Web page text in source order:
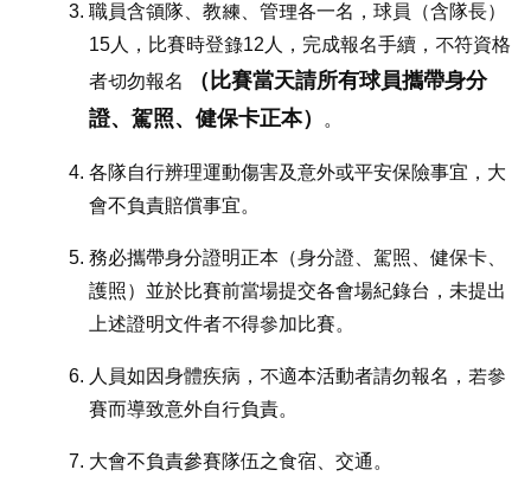
職員含領隊、教練、管理各一名，球員（含隊長）
15人，比賽時登錄12人，完成報名手續，不符資格
者切勿報名
（比賽當天請所有球員攜帶身分
證、駕照、健保卡正本）
。
各隊自行辨理運動傷害及意外或平安保險事宜，大
會不負責賠償事宜。
務必攜帶身分證明正本（身分證、駕照、健保卡、
護照）並於比賽前當場提交各會場紀錄台，未提出
上述證明文件者不得參加比賽。
人員如因身體疾病，不適本活動者請勿報名，若參
賽而導致意外自行負責。
大會不負責參賽隊伍之食宿、交通。